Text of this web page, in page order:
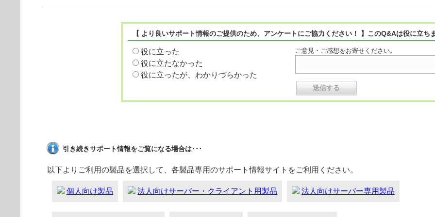
【 より良いサポート情報のご提供のため、アンケートにご協力ください！ 】このQ&Aは役に立ち
役に立った
役に立たなかった
役に立ったが、わかりづらかった
ご意見・ご感想をお寄せください。
引き続きサポート情報をご覧になる場合は･･･
以下よりご利用の製品を選択して、各製品専用のサポート情報サイトをご利用ください。
個人向け製品 法人向けサーバー・クライアント用製品 法人向けサーバー専用製品